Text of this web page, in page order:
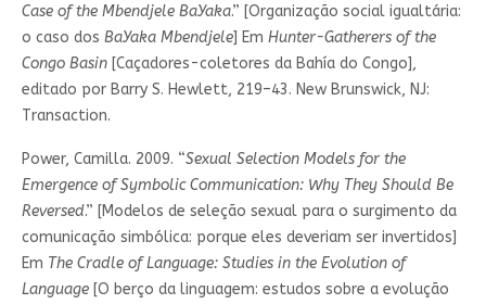
Case of the Mbendjele BaYaka.” [Organização social igualtária:
o caso dos BaYaka Mbendjele] Em Hunter-Gatherers of the
Congo Basin[Caçadores-coletores da Bahía do Congo],
editado por Barry S. Hewlett, 219–43. New Brunswick, NJ:
Transaction.
Power, Camilla. 2009. “Sexual Selection Models for the
Emergence of Symbolic Communication: Why They Should Be
Reversed.” [Modelos de seleção sexual para o surgimento da
comunicação simbólica: porque eles deveriam ser invertidos]
Em The Cradle of Language: Studies in the Evolution of
Language[O berço da linguagem: estudos sobre a evolução